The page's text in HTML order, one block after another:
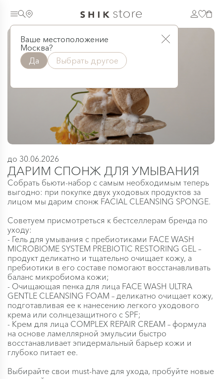
Ваше местоположение
Москва?
Да
Выбрать другое
ДАРИМ СПОНЖ ДЛЯ
до 30.06.2026
ДАРИМ СПОНЖ ДЛЯ УМЫВАНИЯ
Собрать бьюти-набор с самым необходимым теперь
выгодно: при покупке двух уходовых продуктов за
лицом мы дарим спонж FACIAL CLEANSING SPONGE.
Советуем присмотреться к бестселлерам бренда по
уходу:
- Гель для умывания с пребиотиками FACE WASH
MICROBIOME SYSTEM PREBIOTIC RESTORING GEL –
продукт деликатно и тщательно очищает кожу, а
пребиотики в его составе помогают восстанавливать
баланс микробиома кожи;
- Очищающая пенка для лица FACE WASH ULTRA
GENTLE CLEANSING FOAM – деликатно очищает кожу,
подготавливая ее к нанесению легкого уходового
крема или солнцезащитного с SPF;
- Крем для лица COMPLEX REPAIR CREAM – формула
на основе ламеллярной эмульсии быстро
восстанавливает эпидермальный барьер кожи и
глубоко питает ее.
Выбирайте свои must-have для ухода, пробуйте новые